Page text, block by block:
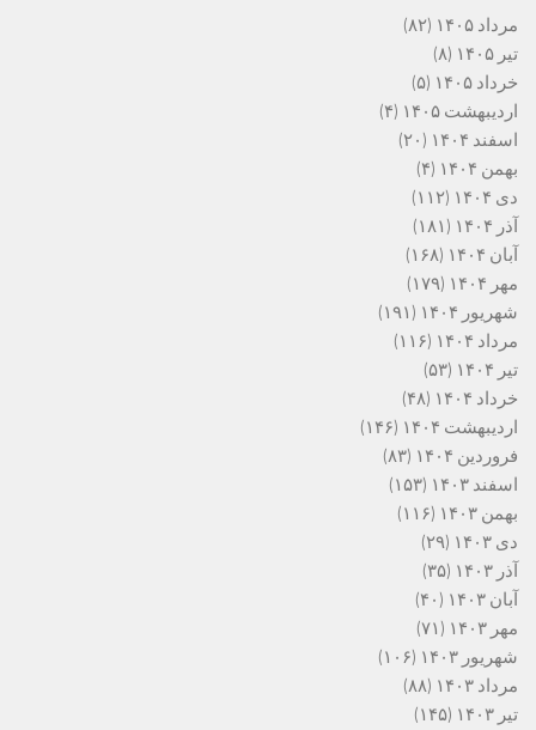
مرداد ۱۴۰۵
(۸۲)
تیر ۱۴۰۵
(۸)
خرداد ۱۴۰۵
(۵)
اردیبهشت ۱۴۰۵
(۴)
اسفند ۱۴۰۴
(۲۰)
بهمن ۱۴۰۴
(۴)
دی ۱۴۰۴
(۱۱۲)
آذر ۱۴۰۴
(۱۸۱)
آبان ۱۴۰۴
(۱۶۸)
مهر ۱۴۰۴
(۱۷۹)
شهریور ۱۴۰۴
(۱۹۱)
مرداد ۱۴۰۴
(۱۱۶)
تیر ۱۴۰۴
(۵۳)
خرداد ۱۴۰۴
(۴۸)
اردیبهشت ۱۴۰۴
(۱۴۶)
فروردین ۱۴۰۴
(۸۳)
اسفند ۱۴۰۳
(۱۵۳)
بهمن ۱۴۰۳
(۱۱۶)
دی ۱۴۰۳
(۲۹)
آذر ۱۴۰۳
(۳۵)
آبان ۱۴۰۳
(۴۰)
مهر ۱۴۰۳
(۷۱)
شهریور ۱۴۰۳
(۱۰۶)
مرداد ۱۴۰۳
(۸۸)
تیر ۱۴۰۳
(۱۴۵)